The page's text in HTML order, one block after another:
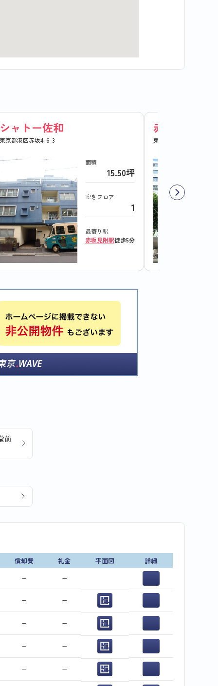
シャトー佐和
東京都港区赤坂4-6-3
面積
15.50坪
空きフロア
1
最寄り駅
赤坂見附駅徒歩5分
赤坂スバル
東京都港区赤坂5-5-9
前
償却費 礼金 平面図
詳細
− −
− −
− −
− −
− −